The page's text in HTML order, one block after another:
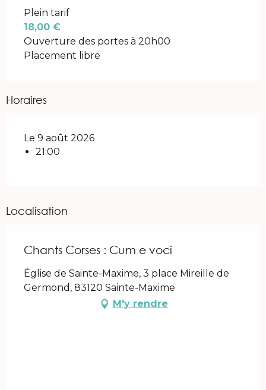
Plein tarif
18,00 €
Ouverture des portes à 20h00
Placement libre
Horaires
Le 9 août 2026
21:00
Localisation
Chants Corses : Cum e voci
Église de Sainte-Maxime, 3 place Mireille de
Germond, 83120 Sainte-Maxime
M'y rendre